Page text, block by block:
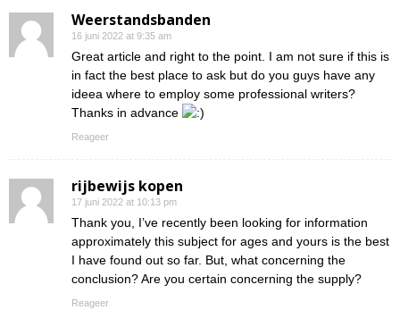
Weerstandsbanden
16 juni 2022 at 9:35 am
Great article and right to the point. I am not sure if this is
in fact the best place to ask but do you guys have any
ideea where to employ some professional writers?
Thanks in advance
Reageer
rijbewijs kopen
17 juni 2022 at 10:13 pm
Thank you, I’ve recently been looking for information
approximately this subject for ages and yours is the best
I have found out so far. But, what concerning the
conclusion? Are you certain concerning the supply?
Reageer